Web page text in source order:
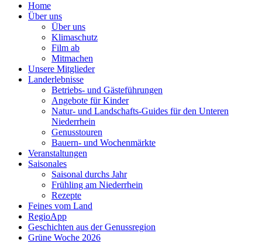
Home
Über uns
Über uns
Klimaschutz
Film ab
Mitmachen
Unsere Mitglieder
Landerlebnisse
Betriebs- und Gästeführungen
Angebote für Kinder
Natur- und Landschafts-Guides für den Unteren
Niederrhein
Genusstouren
Bauern- und Wochenmärkte
Veranstaltungen
Saisonales
Saisonal durchs Jahr
Frühling am Niederrhein
Rezepte
Feines vom Land
RegioApp
Geschichten aus der Genussregion
Grüne Woche 2026